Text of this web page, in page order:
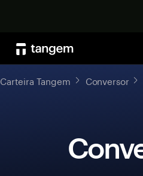
Carteira Tangem Conversor